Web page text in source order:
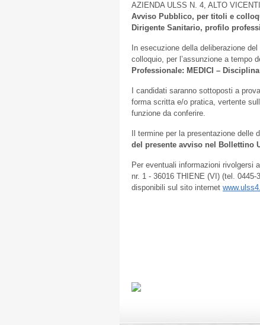
AZIENDA ULSS N. 4, ALTO
Avviso Pubblico, per titoli e
Dirigente Sanitario, profilo
In esecuzione della deliberazione
colloquio, per l’assunzione a tempo
Professionale: MEDICI –
I candidati saranno sottoposti a
forma scritta e/o pratica, vertente
funzione da conferire.
Il termine per la presentazione delle
del presente avviso nel Bollettino
Per eventuali informazioni rivolgersi
nr. 1 - 36016 THIENE (VI) (tel.
disponibili sul sito internet